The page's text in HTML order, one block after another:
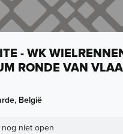
- WK
RONDE VAN
, België
nog niet open